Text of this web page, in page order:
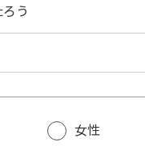
う
女性